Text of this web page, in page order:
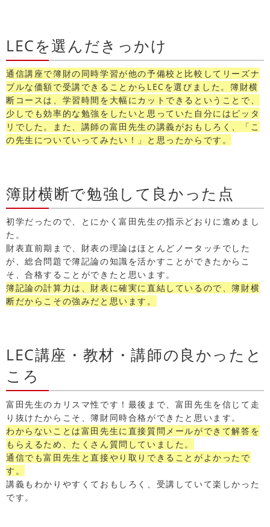
LECを選んだきっかけ
通信講座で簿財の同時学習が他の予備校と比較してリーズナ
ブルな価額で受講できることからLECを選びました。簿財横
断コースは、学習時間を大幅にカットできるということで、
少しでも効率的な勉強をしたいと思っていた自分にはピッタ
リでした。また、講師の富田先生の講義がおもしろく、「こ
の先生についていってみたい！」と思ったからです。
簿財横断で勉強して良かった点
初学だったので、とにかく富田先生の指示どおりに進めまし
た。
財表直前期まで、財表の理論はほとんどノータッチでした
が、総合問題で簿記論の知識を活かすことができたからこ
そ、合格することができたと思います。
簿記論の計算力は、財表に確実に直結しているので、簿財横
断だからこその強みだと思います。
LEC講座・教材・講師の良かったと
ころ
富田先生のカリスマ性です！最後まで、富田先生を信じて走
り抜けたからこそ、簿財同時合格ができたと思います。
わからないことは富田先生に直接質問メールができて解答を
もらえるため、たくさん質問していました。
通信でも富田先生と直接やり取りできることがよかったで
す。
講義もわかりやすくておもしろく、受講していて楽しかった
です。